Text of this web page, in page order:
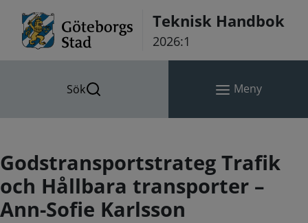
Teknisk Handbok
2026:1
Sök Meny
Godstransportstrateg Trafik
och Hållbara transporter –
Ann-Sofie Karlsson